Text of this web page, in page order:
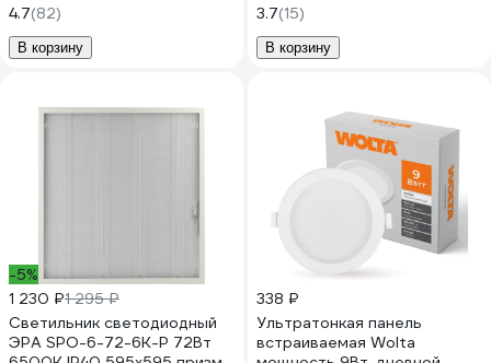
4058075644311
4.7(82)
В корзину
драйвером DLUSWH-DLL5W
3.7(15)
В корзину
-5%
1 230 ₽1 295 ₽
Светильник светодиодный
ЭРА SPO-6-72-6K-P 72Вт
338 ₽
Ультратонкая панель
встраиваемая Wolta